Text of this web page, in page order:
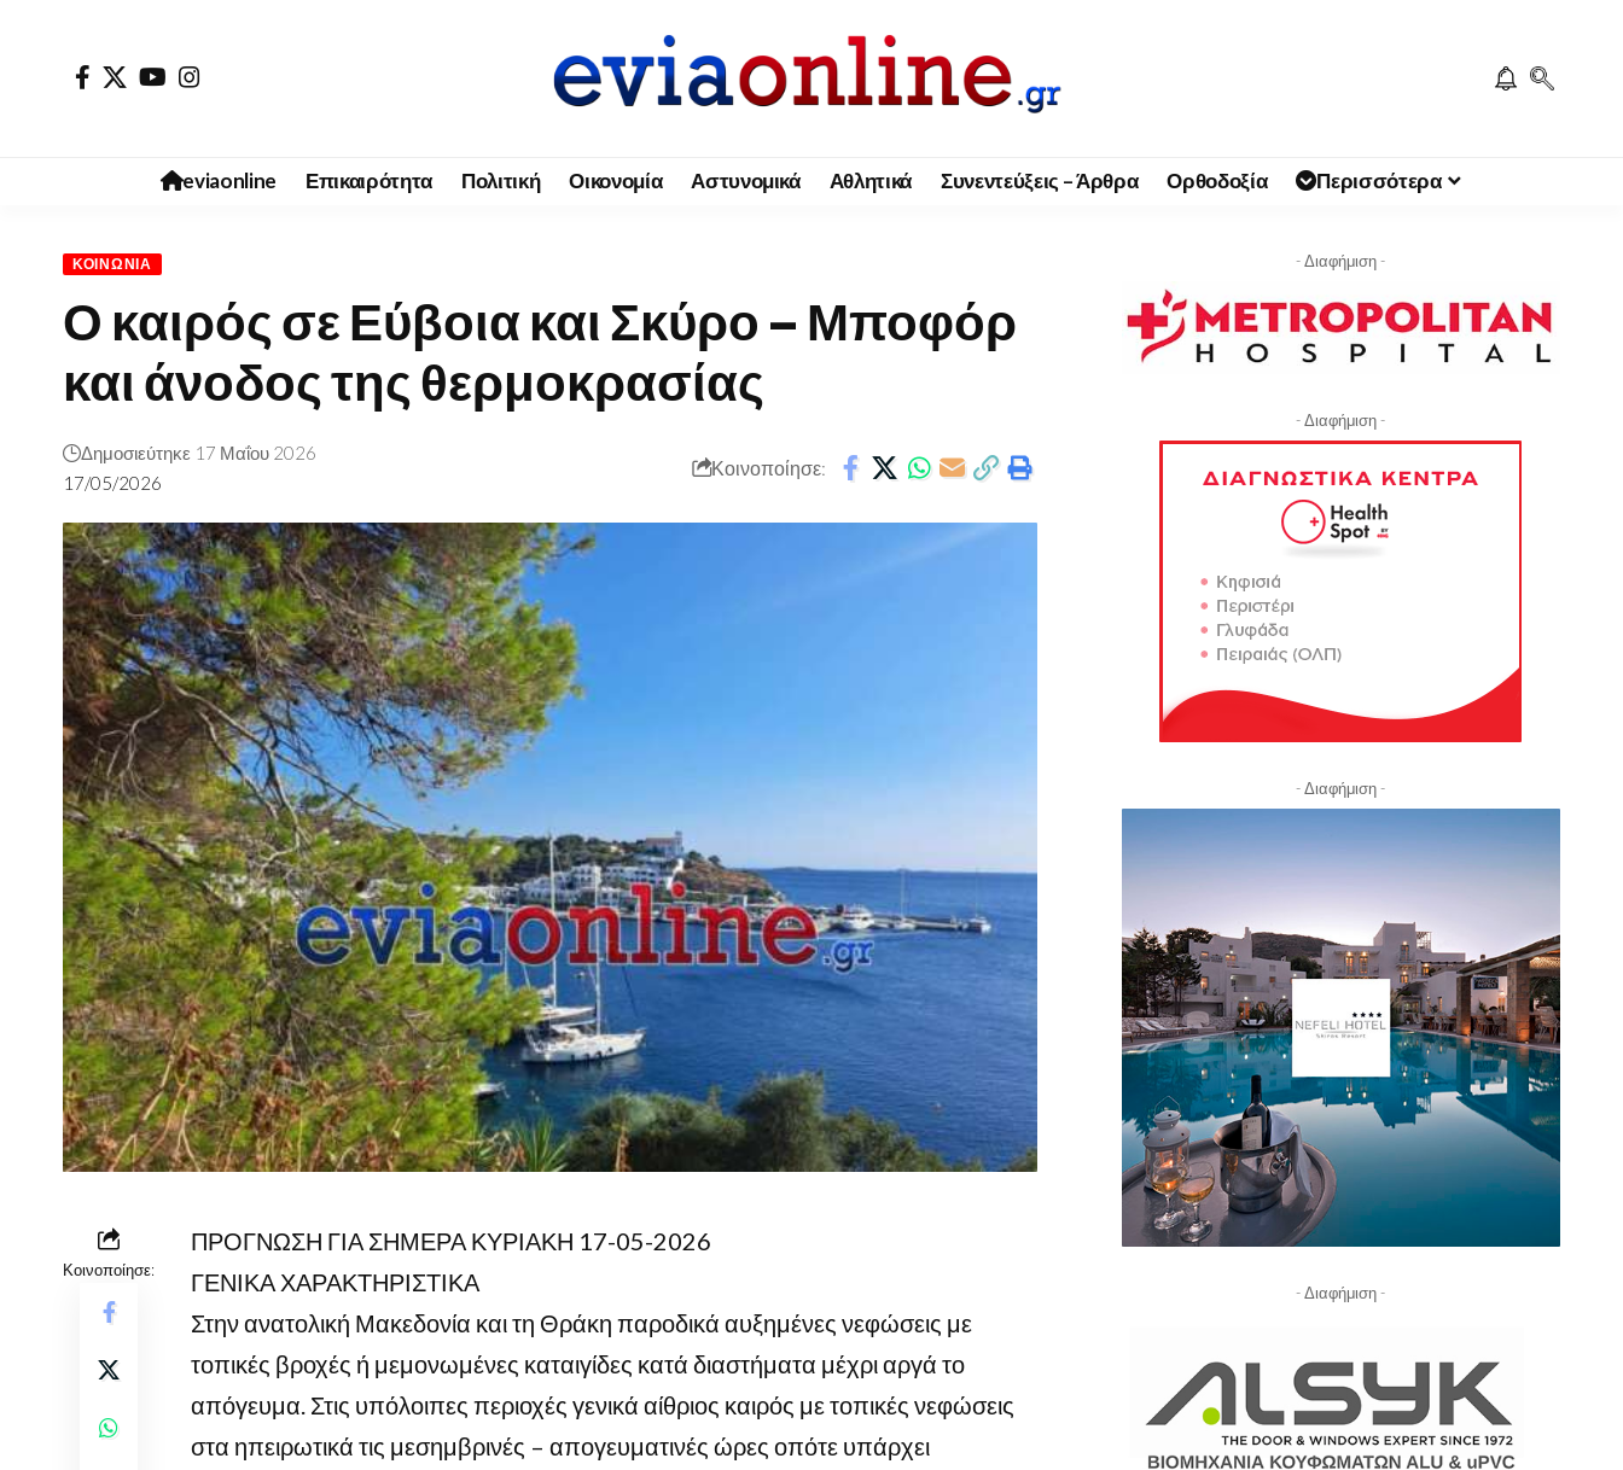
eviaonline Επικαιρότητα Πολιτική Οικονομία Αστυνομικά Αθλητικά Συνεντεύξεις – Άρθρα Ορθοδοξία Περισσότερα
ΚΟΙΝΩΝΊΑ
Ο καιρός σε Εύβοια και Σκύρο – Μποφόρ
και άνοδος της θερμοκρασίας
17/05/2026
Δημοσιεύτηκε 17 Μαΐου 2026
Κοινοποίησε:
Κοινοποίησε:
ΠΡΟΓΝΩΣΗ ΓΙΑ ΣΗΜΕΡΑ ΚΥΡΙΑΚΗ 17-05-2026
ΓΕΝΙΚΑ ΧΑΡΑΚΤΗΡΙΣΤΙΚΑ
Στην ανατολική Μακεδονία και τη Θράκη παροδικά αυξημένες νεφώσεις με
τοπικές βροχές ή μεμονωμένες καταιγίδες κατά διαστήματα μέχρι αργά το
απόγευμα. Στις υπόλοιπες περιοχές γενικά αίθριος καιρός με τοπικές νεφώσεις
στα ηπειρωτικά τις μεσημβρινές – απογευματινές ώρες οπότε υπάρχει
- Διαφήμιση -
- Διαφήμιση -
- Διαφήμιση -
- Διαφήμιση -